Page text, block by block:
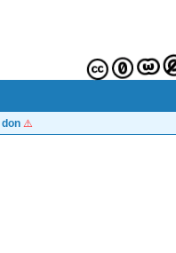
don ⚠️